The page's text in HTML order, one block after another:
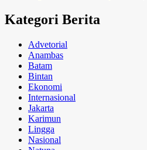
Kategori Berita
Advetorial
Anambas
Batam
Bintan
Ekonomi
Internasional
Jakarta
Karimun
Lingga
Nasional